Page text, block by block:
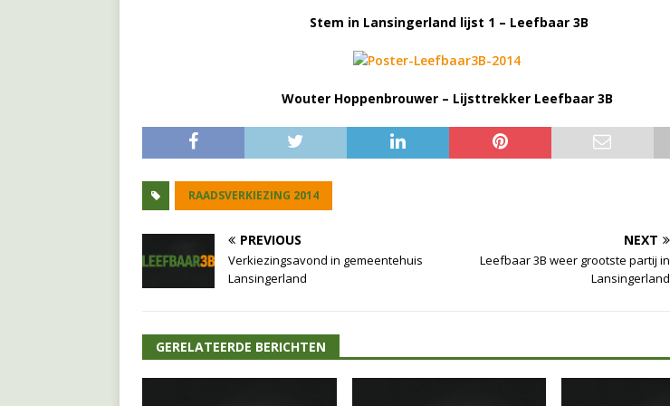
Stem in Lansingerland lijst 1 – Leefbaar 3B
Wouter Hoppenbrouwer – Lijsttrekker Leefbaar 3B
RAADSVERKIEZING 2014
PREVIOUS
Verkiezingsavond in gemeentehuis
Lansingerland
NEXT
Leefbaar 3B weer grootste partij in
Lansingerland
GERELATEERDE BERICHTEN